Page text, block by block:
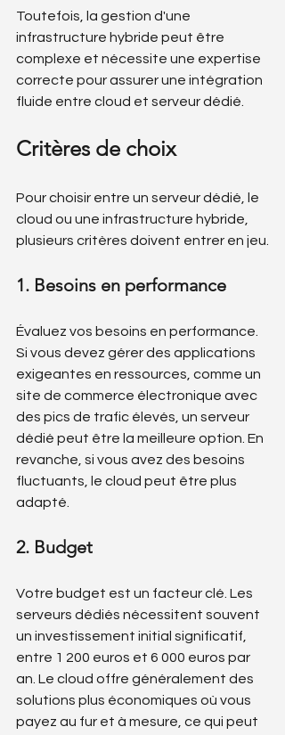
Toutefois, la gestion d'une
infrastructure hybride peut être
complexe et nécessite une expertise
correcte pour assurer une intégration
fluide entre cloud et serveur dédié.
Critères de choix
Pour choisir entre un serveur dédié, le
cloud ou une infrastructure hybride,
plusieurs critères doivent entrer en jeu.
1. Besoins en performance
Évaluez vos besoins en performance.
Si vous devez gérer des applications
exigeantes en ressources, comme un
site de commerce électronique avec
des pics de trafic élevés, un serveur
dédié peut être la meilleure option. En
revanche, si vous avez des besoins
fluctuants, le cloud peut être plus
adapté.
2. Budget
Votre budget est un facteur clé. Les
serveurs dédiés nécessitent souvent
un investissement initial significatif,
entre 1 200 euros et 6 000 euros par
an. Le cloud offre généralement des
solutions plus économiques où vous
payez au fur et à mesure, ce qui peut